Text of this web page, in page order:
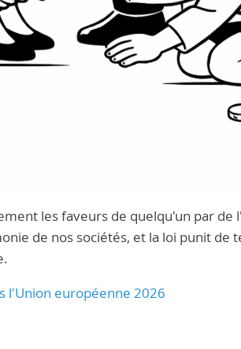
les faveurs de quelqu'un par de
de nos sociétés, et la loi punit de
l'Union européenne 2026